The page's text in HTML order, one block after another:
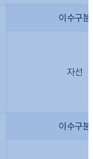
이수구분
자선
이수구분